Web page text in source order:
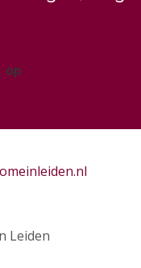
op
Leiden